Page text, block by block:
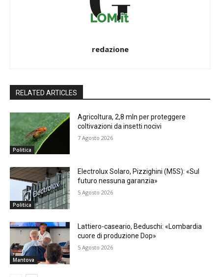
redazione
RELATED ARTICLES
Politica
Agricoltura, 2,8 mln per proteggere
coltivazioni da insetti nocivi
7 Agosto 2026
Politica
Electrolux Solaro, Pizzighini (M5S): «Sul
futuro nessuna garanzia»
5 Agosto 2026
Mantova
Lattiero-caseario, Beduschi: «Lombardia
cuore di produzione Dop»
5 Agosto 2026